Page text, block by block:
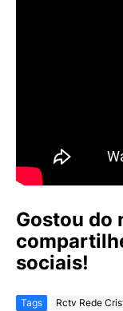
Gostou do
sociais!
Tags Rctv Rede